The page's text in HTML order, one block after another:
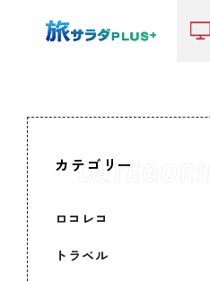
カテゴリー
ロコレコ
トラベル